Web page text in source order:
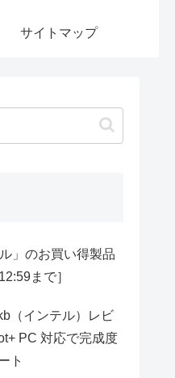
サイトマップ
」のお買い得製品
まで］
（インテル）レビ
PC 対応で完成度
ト